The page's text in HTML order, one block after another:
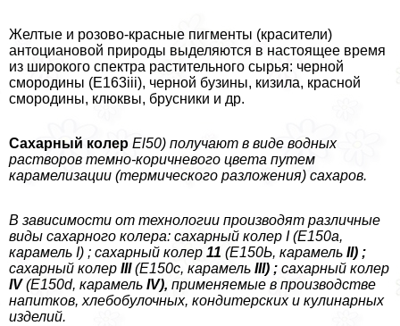
Желтые и розово-красные пигменты (красители)
антоциановой природы выделяются в настоящее время
из широкого спектра растительного сырья: черной
смородины (E163iii), черной бузины, кизила, красной
смородины, клюквы, брусники и др.
Сахарный колер El50) получают в виде водных
растворов темно-коричневого цвета путем
карамелизации (термического разложения) сахаров.
В зависимости от технологии производят различные
виды сахарного колера: сахарный колер I (Е150а,
карамель I) ; сахарный колер 11 (Е150Ь, карамель II) ;
сахарный колер III(Е150с, карамель III) ; сахарный колер
IV(E150d, карамель IV), применяемые в производстве
напитков, хлебобулочных, кондитерских и кулинарных
изделий.